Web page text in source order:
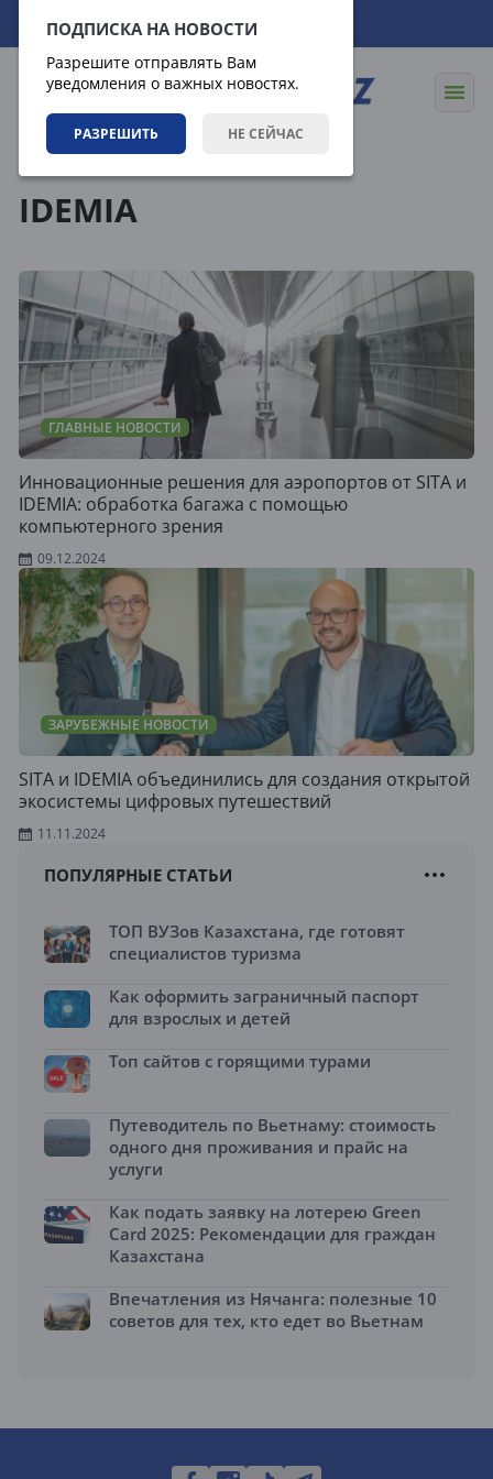
ПОДПИСКА НА НОВОСТИ
Разрешите отправлять Вам
уведомления о важных новостях.
РАЗРЕШИТЬ НЕ СЕЙЧАС
08.08.2026 20:15:39
IDEMIA
ГЛАВНЫЕ НОВОСТИ
Инновационные решения для аэропортов от SITA и
IDEMIA: обработка багажа с помощью
компьютерного зрения
09.12.2024
ЗАРУБЕЖНЫЕ НОВОСТИ
SITA и IDEMIA объединились для создания открытой
экосистемы цифровых путешествий
11.11.2024
ПОПУЛЯРНЫЕ СТАТЬИ
ТОП ВУЗов Казахстана, где готовят
специалистов туризма
Как оформить заграничный паспорт
для взрослых и детей
Топ сайтов с горящими турами
Путеводитель по Вьетнаму: стоимость
одного дня проживания и прайс на
услуги
Как подать заявку на лотерею Green
Card 2025: Рекомендации для граждан
Казахстана
Впечатления из Нячанга: полезные 10
советов для тех, кто едет во Вьетнам